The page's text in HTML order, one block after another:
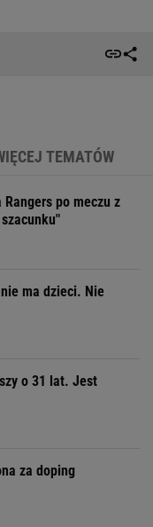
TEMATÓW
po meczu z
ma dzieci. Nie
o 31 lat. Jest
za doping